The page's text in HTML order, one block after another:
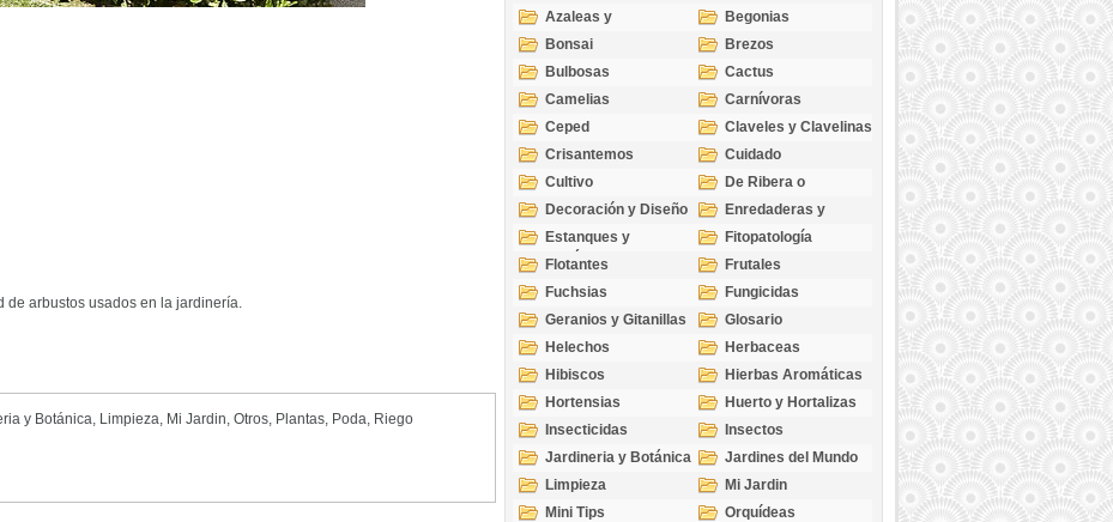
de arbustos usados en la jardinería.
y Botánica, Limpieza, Mi Jardin, Otros, Plantas, Poda, Riego
Azaleas y
Rododendros
Begonias
Bonsai
Brezos
Bulbosas
Cactus
Camelias
Carnívoras
Ceped
Claveles y Clavelinas
Crisantemos
Cuidado
Cultivo
De Ribera o
Palustres
Decoración y Diseño
Enredaderas y
cubresuelos
Estanques y
Acuáticas
Fitopatología
Flotantes
Frutales
Fuchsias
Fungicidas
Geranios y Gitanillas
Glosario
Helechos
Herbaceas
Hibiscos
Hierbas Aromáticas
Hortensias
Huerto y Hortalizas
Insecticidas
Insectos
Jardineria y Botánica
Jardines del Mundo
Limpieza
Mi Jardin
Mini Tips
Orquídeas